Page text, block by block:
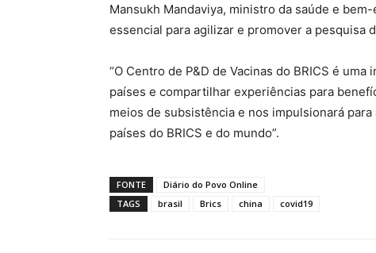
Mansukh Mandaviya, ministro da saúde e
essencial para agilizar e promover a pesquisa
“O Centro de P&D de Vacinas do BRICS é
países e compartilhar experiências para
meios de subsistência e nos impulsionará
países do BRICS e do mundo”.
FONTE
Diário do Povo Online
TAGS
brasil Brics china covid19